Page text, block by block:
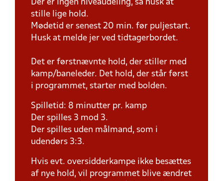
Der er ingen niveaudeling, så husk at
stille lige hold.
Mødetid er senest 20 min. før puljestart.
Husk at melde jer ved tidtagerbordet.
Det er førstnævnte hold, der stiller med
kamp/baneleder. Det hold, der står først
i programmet, starter med bolden.
Spilletid: 8 minutter pr. kamp
Der spilles 3 mod 3.
Der spilles uden målmand, som i
udendørs 3:3.
Hvis evt. oversidderkampe ikke besættes
af nye hold, vil programmet blive ændret